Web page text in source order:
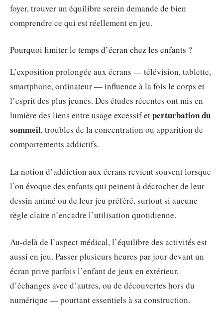
foyer, trouver un équilibre serein demande de bien
comprendre ce qui est réellement en jeu.
Pourquoi limiter le temps d’écran chez les enfants ?
L’exposition prolongée aux écrans — télévision, tablette,
smartphone, ordinateur — influence à la fois le corps et
l’esprit des plus jeunes. Des études récentes ont mis en
lumière des liens entre usage excessif etperturbation du
sommeil, troubles de la concentration ou apparition de
comportements addictifs.
La notion d’addiction aux écrans revient souvent lorsque
l’on évoque des enfants qui peinent à décrocher de leur
dessin animé ou de leur jeu préféré, surtout si aucune
règle claire n’encadre l’utilisation quotidienne.
Au-delà de l’aspect médical, l’équilibre des activités est
aussi en jeu. Passer plusieurs heures par jour devant un
écran prive parfois l’enfant de jeux en extérieur,
d’échanges avec d’autres, ou de découvertes hors du
numérique — pourtant essentiels à sa construction.